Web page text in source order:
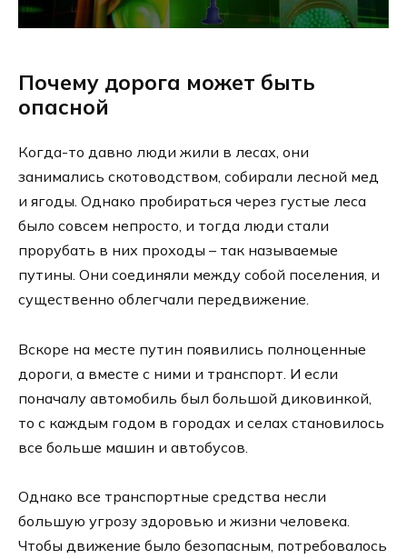
Почему дорога может быть
опасной
Когда-то давно люди жили в лесах, они
занимались скотоводством, собирали лесной мед
и ягоды. Однако пробираться через густые леса
было совсем непросто, и тогда люди стали
прорубать в них проходы – так называемые
путины. Они соединяли между собой поселения, и
существенно облегчали передвижение.
Вскоре на месте путин появились полноценные
дороги, а вместе с ними и транспорт. И если
поначалу автомобиль был большой диковинкой,
то с каждым годом в городах и селах становилось
все больше машин и автобусов.
Однако все транспортные средства несли
большую угрозу здоровью и жизни человека.
Чтобы движение было безопасным, потребовалось